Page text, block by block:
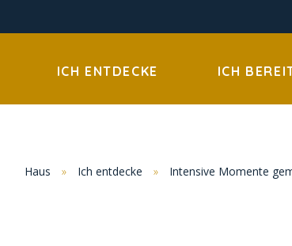
ICH ENTDECKE ICH
Haus » Ich entdecke » Intensive Momente